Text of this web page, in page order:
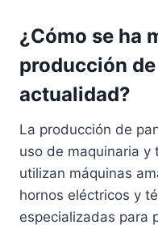
¿Cómo se ha
producción
actualidad?
La producción de
uso de maquinaria y
utilizan máquinas
hornos eléctricos y
especializadas para